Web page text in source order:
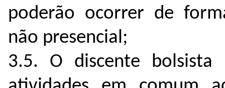
poderão ocorrer de
não presencial;
3.5. O discente bolsista